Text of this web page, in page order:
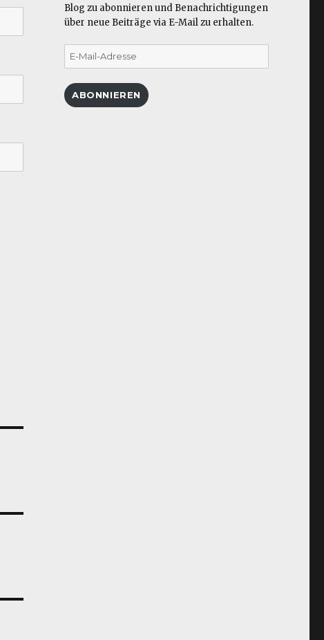
Blog zu abonnieren und Benachrichtigungen
über neue Beiträge via E-Mail zu erhalten.
E-
Mail-
ABONNIEREN